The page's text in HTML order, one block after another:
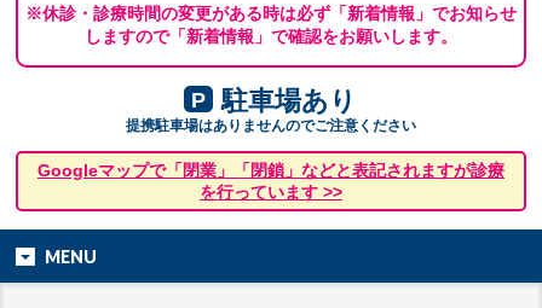
※休診・診療時間の変更がある時は必ず「新着情報」でお知らせ
しますので「新着情報」で確認をお願いします。
P 駐車場あり
提携駐車場はありませんのでご注意ください
Googleマップで「閉業」「閉鎖」などと表記されますが診療
を行っています >>
MENU